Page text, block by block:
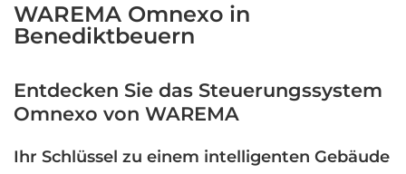
WAREMA Omnexo in
Benediktbeuern
Entdecken Sie das Steuerungssystem
Omnexo von WAREMA
Ihr Schlüssel zu einem intelligenten Gebäude